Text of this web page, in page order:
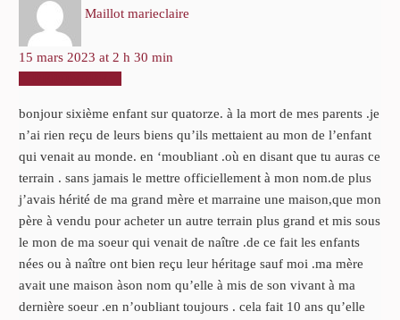
Maillot marieclaire
15 mars 2023 at 2 h 30 min
bonjour sixième enfant sur quatorze. à la mort de mes parents .je
n’ai rien reçu de leurs biens qu’ils mettaient au mon de l’enfant
qui venait au monde. en ‘moubliant .où en disant que tu auras ce
terrain . sans jamais le mettre officiellement à mon nom.de plus
j’avais hérité de ma grand mère et marraine une maison,que mon
père à vendu pour acheter un autre terrain plus grand et mis sous
le mon de ma soeur qui venait de naître .de ce fait les enfants
nées ou à naître ont bien reçu leur héritage sauf moi .ma mère
avait une maison àson nom qu’elle à mis de son vivant à ma
dernière soeur .en n’oubliant toujours . cela fait 10 ans qu’elle